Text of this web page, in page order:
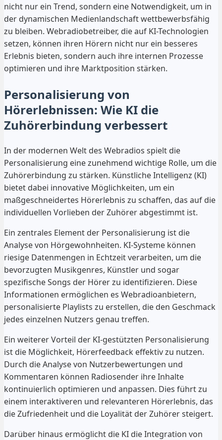
nicht nur ein Trend, sondern eine Notwendigkeit, um in
der dynamischen Medienlandschaft wettbewerbsfähig
zu bleiben. Webradiobetreiber, die auf KI-Technologien
setzen, können ihren Hörern nicht nur ein besseres
Erlebnis bieten, sondern auch ihre internen Prozesse
optimieren und ihre Marktposition stärken.
Personalisierung von
Hörerlebnissen: Wie KI die
Zuhörerbindung verbessert
In der modernen Welt des Webradios spielt die
Personalisierung eine zunehmend wichtige Rolle, um die
Zuhörerbindung zu stärken. Künstliche Intelligenz (KI)
bietet dabei innovative Möglichkeiten, um ein
maßgeschneidertes Hörerlebnis zu schaffen, das auf die
individuellen Vorlieben der Zuhörer abgestimmt ist.
Ein zentrales Element der Personalisierung ist die
Analyse von Hörgewohnheiten. KI-Systeme können
riesige Datenmengen in Echtzeit verarbeiten, um die
bevorzugten Musikgenres, Künstler und sogar
spezifische Songs der Hörer zu identifizieren. Diese
Informationen ermöglichen es Webradioanbietern,
personalisierte Playlists zu erstellen, die den Geschmack
jedes einzelnen Nutzers genau treffen.
Ein weiterer Vorteil der KI-gestützten Personalisierung
ist die Möglichkeit, Hörerfeedback effektiv zu nutzen.
Durch die Analyse von Nutzerbewertungen und
Kommentaren können Radiosender ihre Inhalte
kontinuierlich optimieren und anpassen. Dies führt zu
einem interaktiveren und relevanteren Hörerlebnis, das
die Zufriedenheit und die Loyalität der Zuhörer steigert.
Darüber hinaus ermöglicht die KI die Integration von